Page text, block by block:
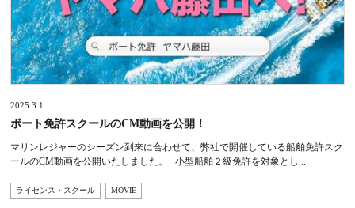
2025.3.1
ボート免許スクールのCM動画を公開！
マリンレジャーのシーズン到来に合わせて、弊社で開催している船舶免許スク
ールのCM動画を公開いたしました。 小型船舶２級免許を対象とし...
ライセンス・スクール MOVIE